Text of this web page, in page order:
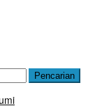
Pencarian